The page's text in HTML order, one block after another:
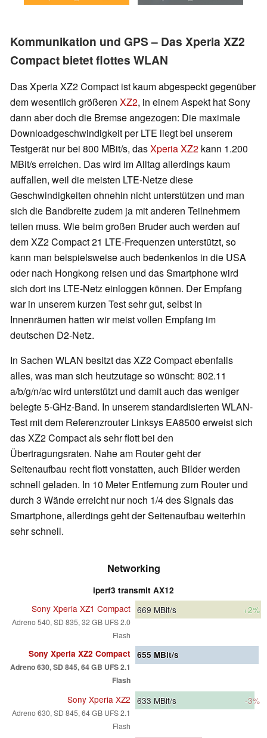
Kommunikation und GPS – Das Xperia XZ2
Compact bietet flottes WLAN
Das Xperia XZ2 Compact ist kaum abgespeckt gegenüber
dem wesentlich größeren XZ2, in einem Aspekt hat Sony
dann aber doch die Bremse angezogen: Die maximale
Downloadgeschwindigkeit per LTE liegt bei unserem
Testgerät nur bei 800 MBit/s, dasXperia XZ2 kann 1.200
MBit/s erreichen. Das wird im Alltag allerdings kaum
auffallen, weil die meisten LTE-Netze diese
Geschwindigkeiten ohnehin nicht unterstützen und man
sich die Bandbreite zudem ja mit anderen Teilnehmern
teilen muss. Wie beim großen Bruder auch werden auf
dem XZ2 Compact 21 LTE-Frequenzen unterstützt, so
kann man beispielsweise auch bedenkenlos in die USA
oder nach Hongkong reisen und das Smartphone wird
sich dort ins LTE-Netz einloggen können. Der Empfang
war in unserem kurzen Test sehr gut, selbst in
Innenräumen hatten wir meist vollen Empfang im
deutschen D2-Netz.
In Sachen WLAN besitzt das XZ2 Compact ebenfalls
alles, was man sich heutzutage so wünscht: 802.11
a/b/g/n/ac wird unterstützt und damit auch das weniger
belegte 5-GHz-Band. In unserem standardisierten WLAN-
Test mit dem Referenzrouter Linksys EA8500 erweist sich
das XZ2 Compact als sehr flott bei den
Übertragungsraten. Nahe am Router geht der
Seitenaufbau recht flott vonstatten, auch Bilder werden
schnell geladen. In 10 Meter Entfernung zum Router und
durch 3 Wände erreicht nur noch 1/4 des Signals das
Smartphone, allerdings geht der Seitenaufbau weiterhin
sehr schnell.
Networking
iperf3 transmit AX12
Sony Xperia XZ1 Compact
Adreno 540, SD 835, 32 GB UFS 2.0
Flash
669 MBit/s +2%
Sony Xperia XZ2 Compact
Adreno 630, SD 845, 64 GB UFS 2.1
Flash
655 MBit/s
Sony Xperia XZ2
Adreno 630, SD 845, 64 GB UFS 2.1
Flash
633 MBit/s -3%